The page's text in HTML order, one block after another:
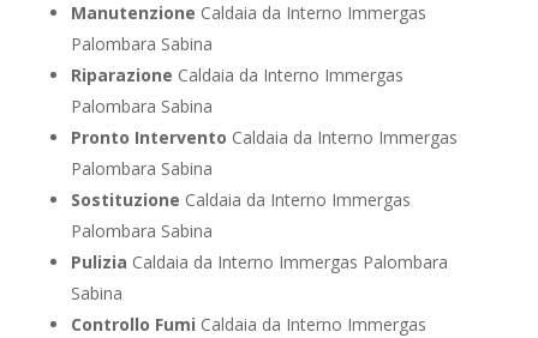
Manutenzione Caldaia da Interno Immergas
Palombara Sabina
Riparazione Caldaia da Interno Immergas
Palombara Sabina
Pronto Intervento Caldaia da Interno Immergas
Palombara Sabina
Sostituzione Caldaia da Interno Immergas
Palombara Sabina
Pulizia Caldaia da Interno Immergas Palombara
Sabina
Controllo Fumi Caldaia da Interno Immergas